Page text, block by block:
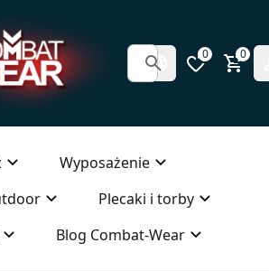
0 0
Wyposażenie
Plecaki i torby
Blog Combat-Wear